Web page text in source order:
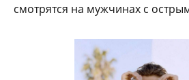
смотрятся на мужчинах с